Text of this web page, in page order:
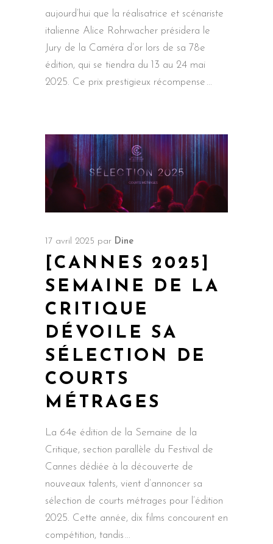
aujourd’hui que la réalisatrice et scénariste
italienne Alice Rohrwacher présidera le
Jury de la Caméra d’or lors de sa 78e
édition, qui se tiendra du 13 au 24 mai
2025. Ce prix prestigieux récompense
17 avril 2025 par Dine
[CANNES 2025]
SEMAINE DE LA
CRITIQUE
DÉVOILE SA
SÉLECTION DE
COURTS
MÉTRAGES
La 64e édition de la Semaine de la
Critique, section parallèle du Festival de
Cannes dédiée à la découverte de
nouveaux talents, vient d’annoncer sa
sélection de courts métrages pour l’édition
2025. Cette année, dix films concourent en
compétition, tandis